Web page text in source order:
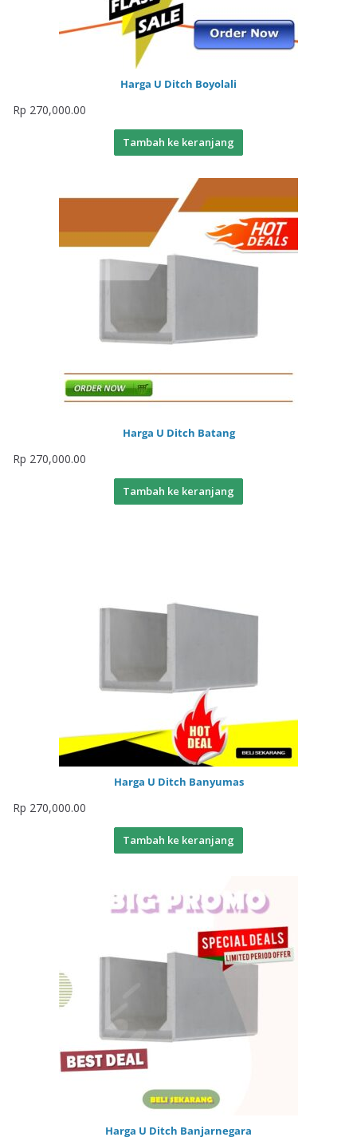
Harga U Ditch Boyolali
Rp 270,000.00
Tambah ke keranjang
Harga U Ditch Batang
Rp 270,000.00
Tambah ke keranjang
Harga U Ditch Banyumas
Rp 270,000.00
Tambah ke keranjang
Harga U Ditch Banjarnegara